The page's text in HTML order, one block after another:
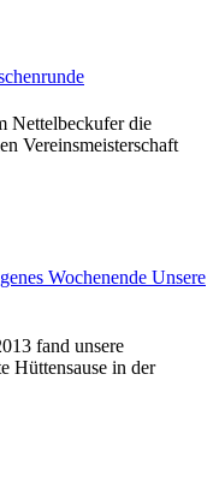
Nettelbeckufer die
Vereinsmeisterschaft
Wochenende Unsere
fand unsere
Hüttensause in der